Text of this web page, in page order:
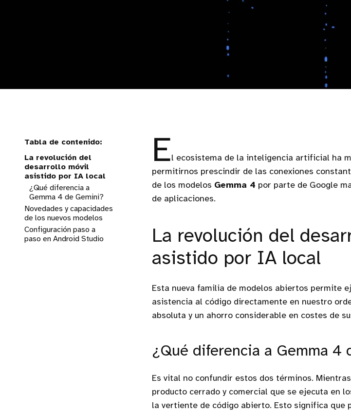
La revolución del
desarrollo móvil
asistido por IA local
¿Qué diferencia a
Gemma 4 de Gemini?
Novedades y capacidades
de los nuevos modelos
Ollama: El motor
imprescindible
Configuración paso a
paso en Android Studio
El ecosistema de la inteligencia artificial ha
permitirnos prescindir de las conexiones
de los modelos Gemma 4 por parte de Google
de aplicaciones.
La revolución del
asistido por IA local
Esta nueva familia de modelos abiertos permite
asistencia al código directamente en nuestro
absoluta y un ahorro considerable en costes de
¿Qué diferencia a Gemma 4
Es vital no confundir estos dos términos.
producto cerrado y comercial que se ejecuta en
la vertiente de código abierto. Esto significa que